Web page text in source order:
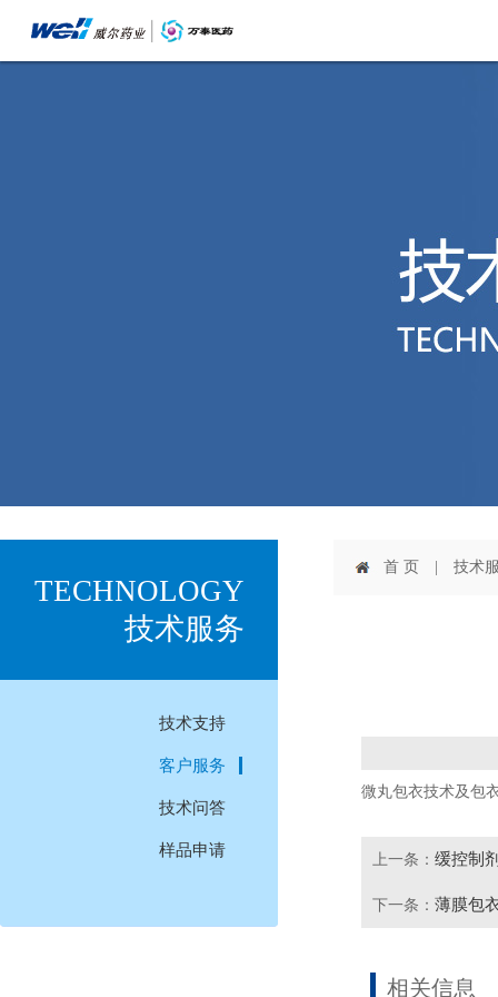
TECHNOLOGY
技术服务
技术支持
客户服务
技术问答
样品申请
首 页 | 技术
微丸包衣技术及包
上一条： 缓控制
下一条： 薄膜包
相关信息